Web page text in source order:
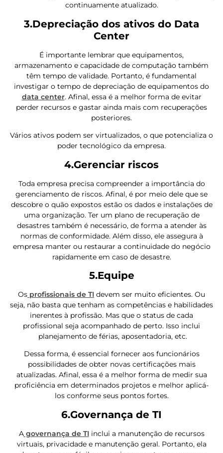
continuamente atualizado.
3.Depreciação dos ativos do Data
Center
É importante lembrar que equipamentos,
armazenamento e capacidade de computação também
têm tempo de validade. Portanto, é fundamental
investigar o tempo de depreciação de equipamentos do
data center. Afinal, essa é a melhor forma de evitar
perder recursos e gastar ainda mais com recuperações
posteriores.
Vários ativos podem ser virtualizados, o que potencializa o
poder tecnológico da empresa.
4.Gerenciar riscos
Toda empresa precisa compreender a importância do
gerenciamento de riscos. Afinal, é por meio dele que se
descobre o quão expostos estão os dados e instalações de
uma organização. Ter um plano de recuperação de
desastres também é necessário, de forma a atender às
normas de conformidade. Além disso, ele assegura à
empresa manter ou restaurar a continuidade do negócio
rapidamente em caso de desastre.
5.Equipe
Os profissionais de TI devem ser muito eficientes. Ou
seja, não basta que tenham as competências e habilidades
inerentes à profissão. Mas que o status de cada
profissional seja acompanhado de perto. Isso inclui
planejamento de férias, aposentadoria, etc.
Dessa forma, é essencial fornecer aos funcionários
possibilidades de obter novas certificações mais
atualizadas. Afinal, essa é a melhor forma de medir sua
proficiência em determinados projetos e melhor aplicá-
los conforme seus pontos fortes.
6.Governança de TI
Agovernança de TIinclui a manutenção de recursos
virtuais, privacidade e manutenção geral. Portanto, ela